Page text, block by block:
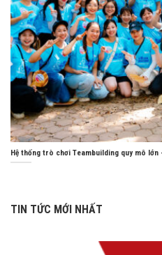
Hệ thống trò chơi Teambuilding quy mô lớn
TIN TỨC MỚI NHẤT